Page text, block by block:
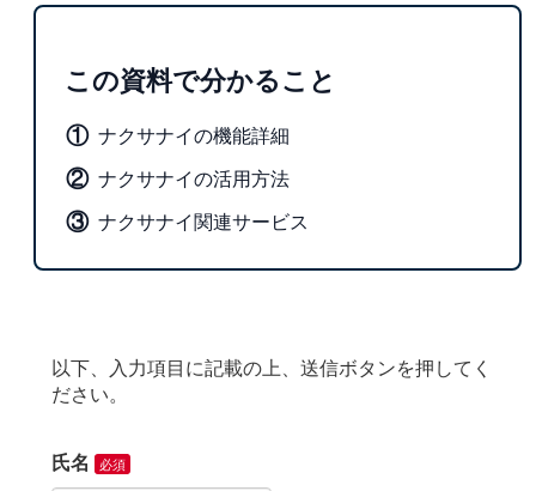
この資料で分かること
① ナクサナイの機能詳細
② ナクサナイの活用方法
③ ナクサナイ関連サービス